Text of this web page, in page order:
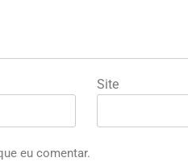
Site
eu comentar.